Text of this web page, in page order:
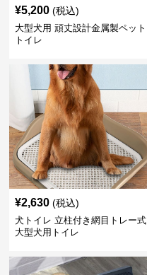
¥5,200 (税込)
大型犬用 頑丈設計金属製ペット
トイレ
¥2,630 (税込)
犬トイレ 立柱付き網目トレー式
大型犬用トイレ